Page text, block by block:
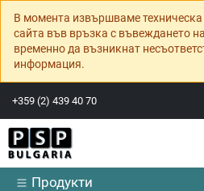
В момента извършваме
сайта във връзка с въвеждането
временно да възникнат
информация.
+359 (2) 439 40 70
Продукти